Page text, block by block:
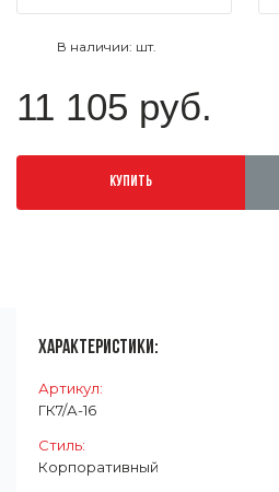
В наличии: шт.
11 105 руб.
КУПИТЬ
ХАРАКТЕРИСТИКИ:
Артикул:
ГК7/А-16
Стиль:
Корпоративный